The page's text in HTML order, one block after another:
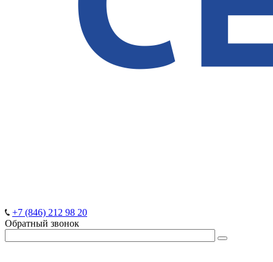
+7 (846) 212 98 20
Обратный звонок